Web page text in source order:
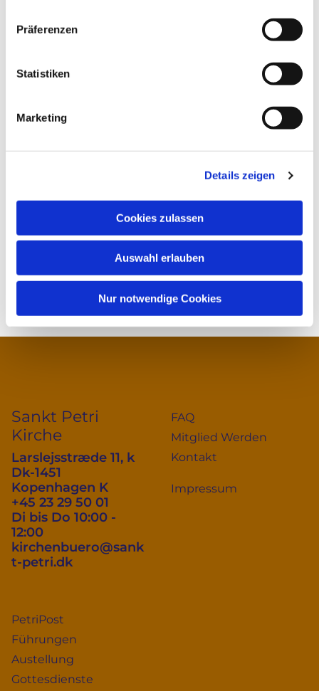
Präferenzen
Statistiken
Marketing
Details zeigen
Cookies zulassen
Auswahl erlauben
Nur notwendige Cookies
Sankt Petri
Kirche
Larslejsstræde 11, k
Dk-1451
Kopenhagen K
+45 23 29 50 01
Di bis Do 10:00 -
12:00
kirchenbuero@sank
t-petri.dk
FAQ
Mitglied Werden
Kontakt
Impressum
PetriPost
Führungen
Austellung
Gottesdienste